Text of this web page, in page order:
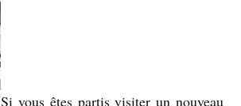
Si vous êtes partis visiter un nouveau